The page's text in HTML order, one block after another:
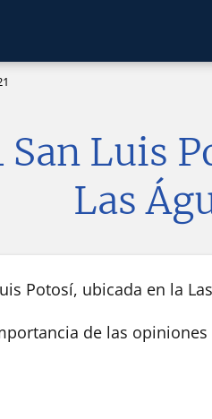
San Luis
Las
Potosí, ubicada en la
de las